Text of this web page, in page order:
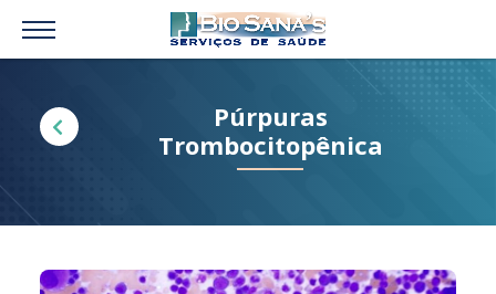
Púrpuras
Trombocitopênica